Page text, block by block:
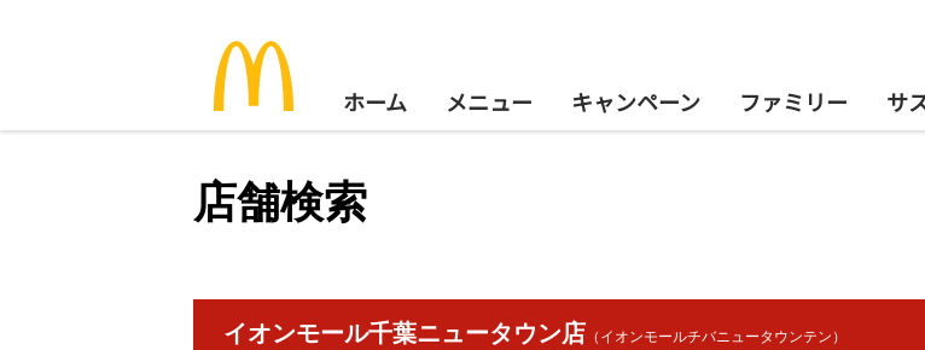
ホーム メニュー キャンペーン ファミリー サ
店舗検索
イオンモール千葉ニュータウン店 （イオンモールチバニュータウンテン）